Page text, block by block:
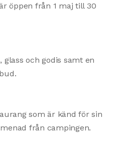
öppen från 1 maj till 30
glass och godis samt en
som är känd för sin
från campingen.